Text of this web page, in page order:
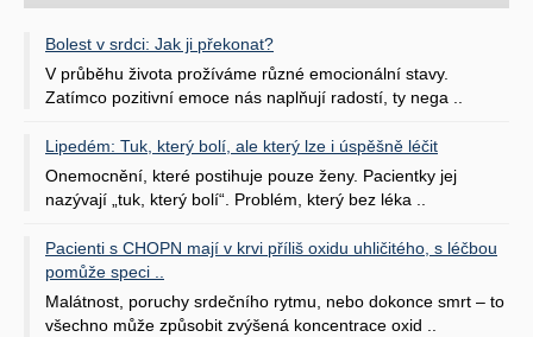
Bolest v srdci: Jak ji překonat?
V průběhu života prožíváme různé emocionální stavy.
Zatímco pozitivní emoce nás naplňují radostí, ty nega ..
Lipedém: Tuk, který bolí, ale který lze i úspěšně léčit
Onemocnění, které postihuje pouze ženy. Pacientky jej
nazývají „tuk, který bolí“. Problém, který bez léka ..
Pacienti s CHOPN mají v krvi příliš oxidu uhličitého, s léčbou
pomůže speci ..
Malátnost, poruchy srdečního rytmu, nebo dokonce smrt – to
všechno může způsobit zvýšená koncentrace oxid ..